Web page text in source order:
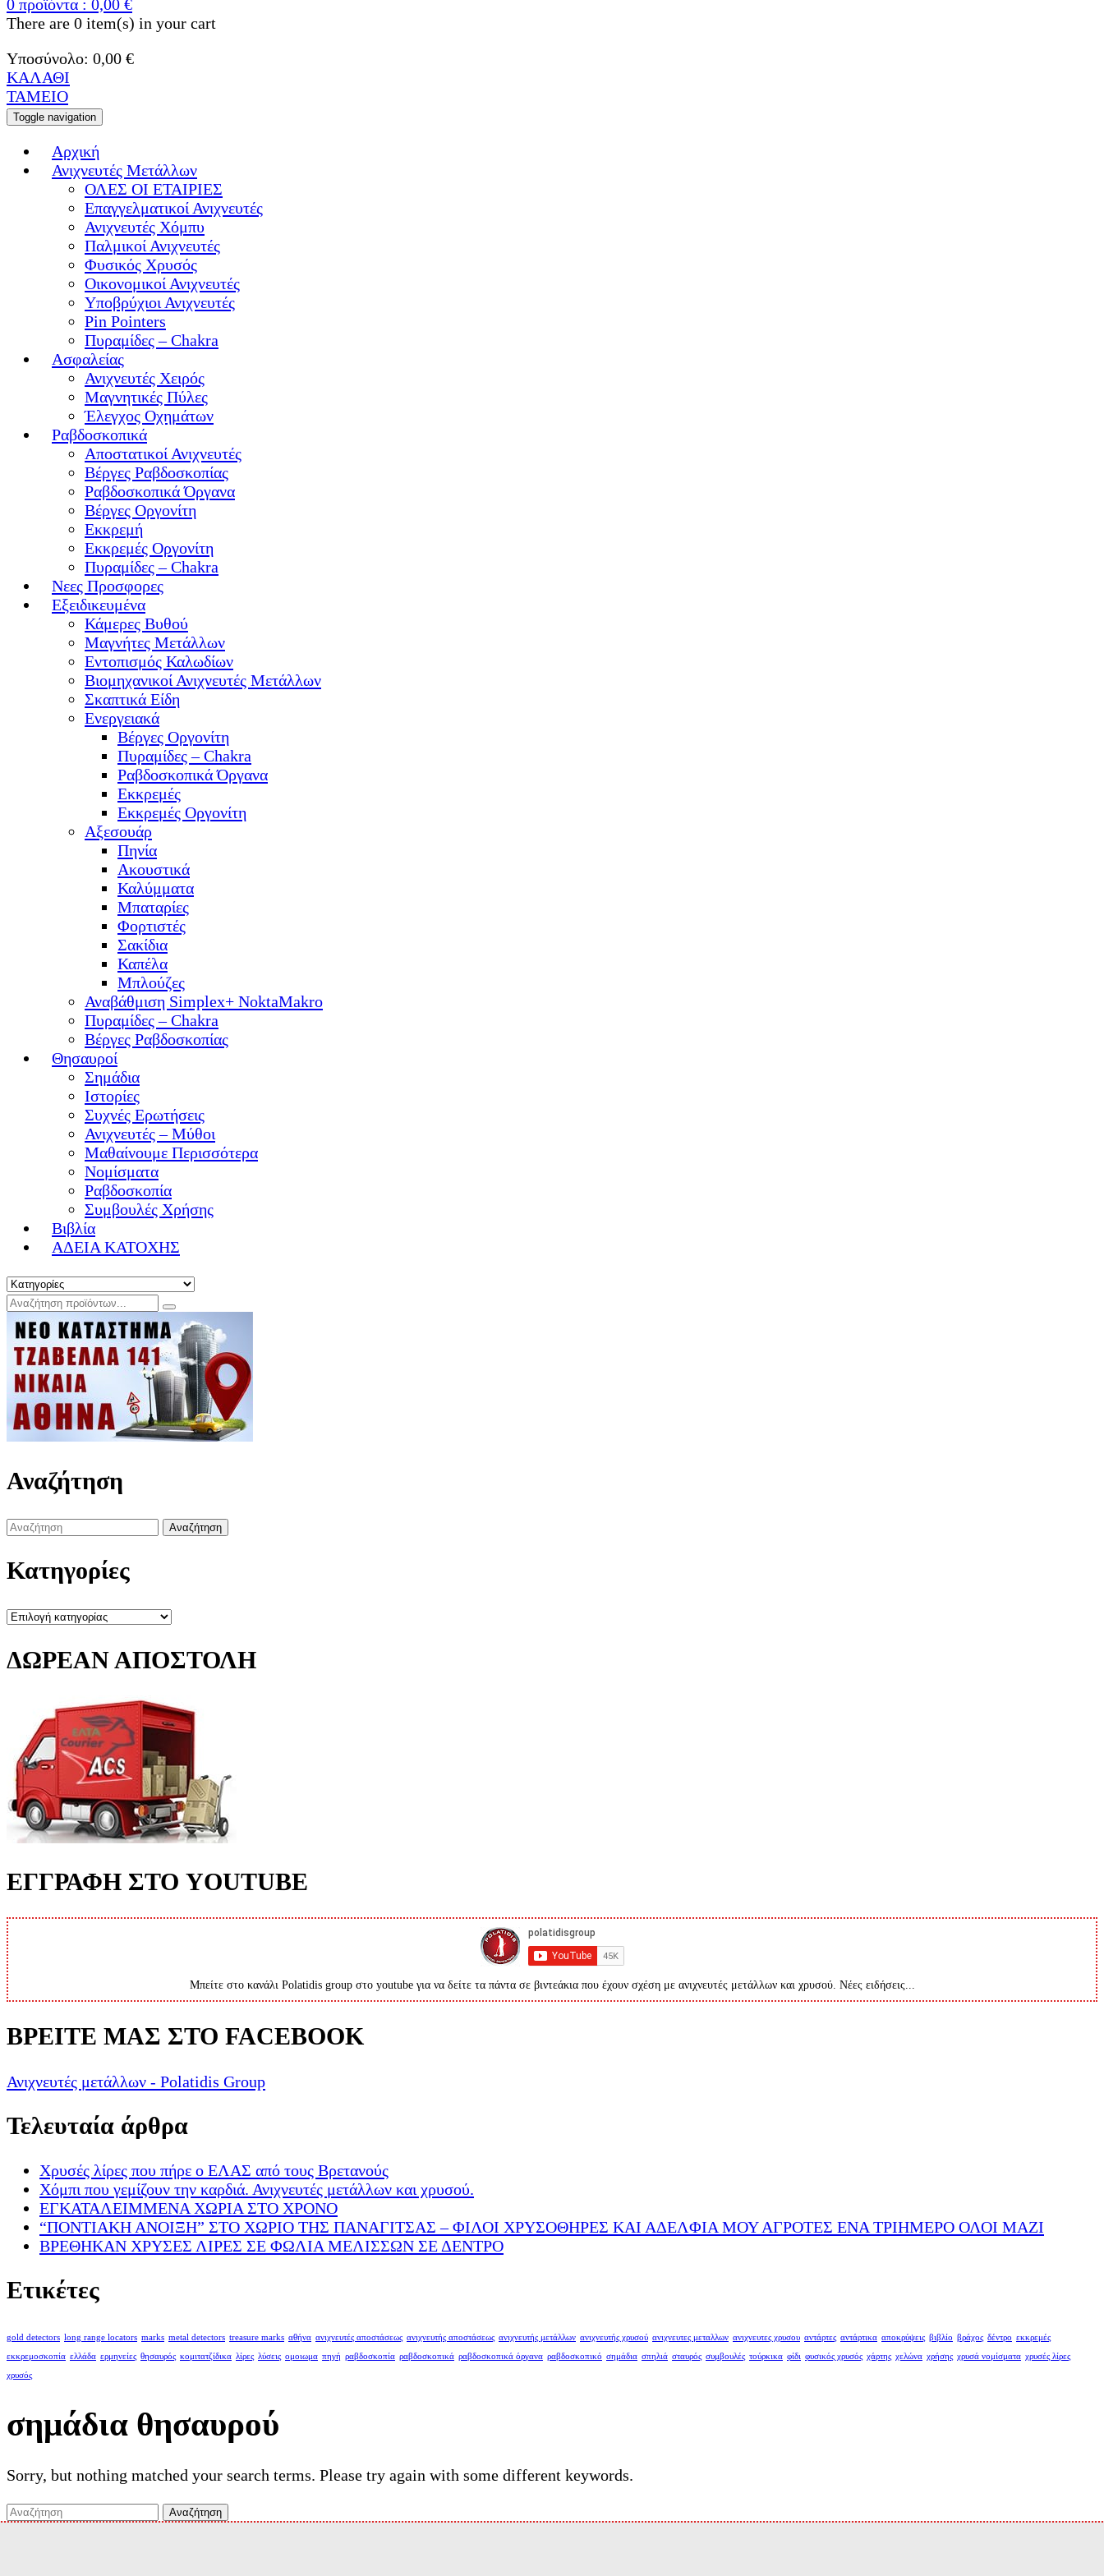
0 προϊόντα : 0,00 €
There are 0 item(s) in your cart
Υποσύνολο: 0,00 €
ΚΑΛΑΘΙ
ΤΑΜΕΙΟ
Toggle navigation
Αρχική
Ανιχνευτές Μετάλλων
ΟΛΕΣ ΟΙ ΕΤΑΙΡΙΕΣ
Επαγγελματικοί Ανιχνευτές
Ανιχνευτές Χόμπυ
Παλμικοί Ανιχνευτές
Φυσικός Χρυσός
Οικονομικοί Ανιχνευτές
Υποβρύχιοι Ανιχνευτές
Pin Pointers
Πυραμίδες – Chakra
Ασφαλείας
Ανιχνευτές Χειρός
Μαγνητικές Πύλες
Έλεγχος Οχημάτων
Ραβδοσκοπικά
Αποστατικοί Ανιχνευτές
Βέργες Ραβδοσκοπίας
Ραβδοσκοπικά Όργανα
Βέργες Οργονίτη
Εκκρεμή
Εκκρεμές Οργονίτη
Πυραμίδες – Chakra
Νεες Προσφορες
Εξειδικευμένα
Κάμερες Βυθού
Μαγνήτες Μετάλλων
Εντοπισμός Καλωδίων
Βιομηχανικοί Ανιχνευτές Μετάλλων
Σκαπτικά Είδη
Ενεργειακά
Βέργες Οργονίτη
Πυραμίδες – Chakra
Ραβδοσκοπικά Όργανα
Εκκρεμές
Εκκρεμές Οργονίτη
Αξεσουάρ
Πηνία
Ακουστικά
Καλύμματα
Μπαταρίες
Φορτιστές
Σακίδια
Καπέλα
Μπλούζες
Αναβάθμιση Simplex+ NoktaMakro
Πυραμίδες – Chakra
Βέργες Ραβδοσκοπίας
Θησαυροί
Σημάδια
Ιστορίες
Συχνές Ερωτήσεις
Ανιχνευτές – Μύθοι
Μαθαίνουμε Περισσότερα
Νομίσματα
Ραβδοσκοπία
Συμβουλές Χρήσης
Βιβλία
ΑΔΕΙΑ ΚΑΤΟΧΗΣ
Αναζήτηση
Search
Κατηγορίες
Κατηγορίες
ΔΩΡΕΑΝ ΑΠΟΣΤΟΛΗ
ΕΓΓΡΑΦΗ ΣΤΟ YOUTUBE
Μπείτε στο κανάλι Polatidis group στο youtube για να δείτε τα πάντα σε βιντεάκια που έχουν σχέση με ανιχνευτές μετάλλων και χρυσού. Νέες ειδήσεις...
ΒΡΕΙΤΕ ΜΑΣ ΣΤΟ FACEBOOK
Ανιχνευτές μετάλλων - Polatidis Group
Τελευταία άρθρα
Χρυσές λίρες που πήρε ο ΕΛΑΣ από τους Βρετανούς
Χόμπι που γεμίζουν την καρδιά. Ανιχνευτές μετάλλων και χρυσού.
ΕΓΚΑΤΑΛΕΙΜΜΕΝΑ ΧΩΡΙΑ ΣΤΟ ΧΡΟΝΟ
“ΠΟΝΤΙΑΚΗ ΑΝΟΙΞΗ” ΣΤΟ ΧΩΡΙΟ ΤΗΣ ΠΑΝΑΓΙΤΣΑΣ – ΦΙΛΟΙ ΧΡΥΣΟΘΗΡΕΣ ΚΑΙ ΑΔΕΛΦΙΑ ΜΟΥ ΑΓΡΟΤΕΣ ΕΝΑ ΤΡΙΗΜΕΡΟ ΟΛΟΙ ΜΑΖΙ
ΒΡΕΘΗΚΑΝ ΧΡΥΣΕΣ ΛΙΡΕΣ ΣΕ ΦΩΛΙΑ ΜΕΛΙΣΣΩΝ ΣΕ ΔΕΝΤΡΟ
Ετικέτες
gold detectors long range locators marks metal detectors treasure marks αθήνα ανιχνευτές αποστάσεως ανιχνευτής αποστάσεως ανιχνευτής μετάλλων ανιχνευτής χρυσού ανιχνευτες μεταλλων ανιχνευτες χρυσου αντάρτες αντάρτικα αποκρύψεις βιβλίο βράχος δέντρο εκκρεμές
εκκρεμοσκοπία ελλάδα ερμηνείες θησαυρός κομιτατζίδικα λίρες λύσεις ομοιωμα πηγή ραβδοσκοπία ραβδοσκοπικά ραβδοσκοπικά όργανα ραβδοσκοπικό σημάδια σπηλιά σταυρός συμβουλές τούρκικα φίδι φυσικός χρυσός χάρτης χελώνα χρήσης χρυσά νομίσματα χρυσές λίρες
χρυσός
σημάδια θησαυρού
Sorry, but nothing matched your search terms. Please try again with some different keywords.
Search
for: